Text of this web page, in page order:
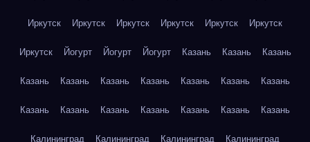
Иркутск Иркутск Иркутск Иркутск Иркутск Иркутск
Иркутск Йогурт Йогурт Йогурт Казань Казань Казань
Казань Казань Казань Казань Казань Казань Казань
Казань Казань Казань Казань Казань Казань Казань
Калининград Калининград Калининград Калининград